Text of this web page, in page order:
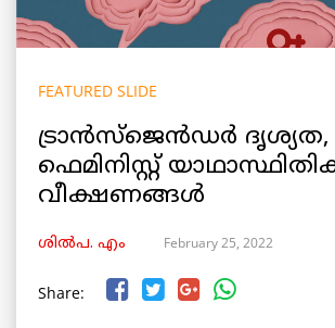
FEATURED SLIDE
ട്രാൻസ്‌ജെൻഡർ
ഫെമിനിസ്റ്റ്
വീക്ഷണങ്ങൾ
ശിൽപ. എം February 25, 2022
Share: